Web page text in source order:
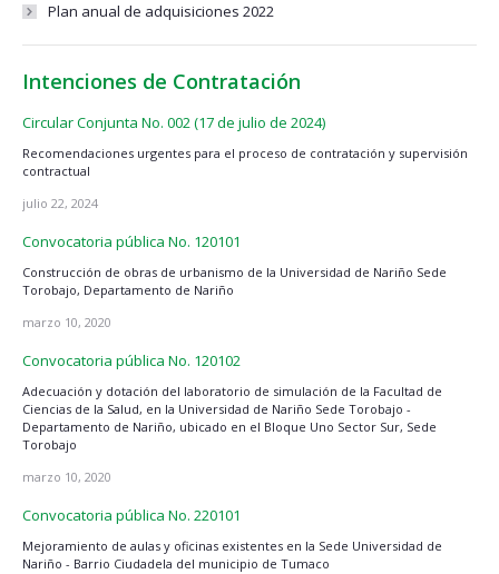
Plan anual de adquisiciones 2022
Intenciones de Contratación
Circular Conjunta No. 002 (17 de julio de 2024)
Recomendaciones urgentes para el proceso de contratación y supervisión
contractual
julio 22, 2024
Convocatoria pública No. 120101
Construcción de obras de urbanismo de la Universidad de Nariño Sede
Torobajo, Departamento de Nariño
marzo 10, 2020
Convocatoria pública No. 120102
Adecuación y dotación del laboratorio de simulación de la Facultad de
Ciencias de la Salud, en la Universidad de Nariño Sede Torobajo -
Departamento de Nariño, ubicado en el Bloque Uno Sector Sur, Sede
Torobajo
marzo 10, 2020
Convocatoria pública No. 220101
Mejoramiento de aulas y oficinas existentes en la Sede Universidad de
Nariño - Barrio Ciudadela del municipio de Tumaco